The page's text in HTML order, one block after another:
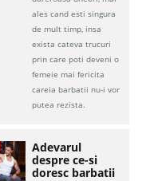
ales cand esti singura
de mult timp, insa
exista cateva trucuri
prin care poti deveni o
femeie mai fericita
careia barbatii nu-i vor
putea rezista.
Adevarul
despre ce-si
doresc barbatii